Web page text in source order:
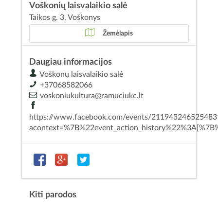
Voškonių laisvalaikio salė
Taikos g. 3, Voškonys
Žemėlapis
Daugiau informacijos
Voškonų laisvalaikio salė
+37068582066
voskoniukultura@ramuciukc.lt
https://www.facebook.com/events/
Kiti parodos